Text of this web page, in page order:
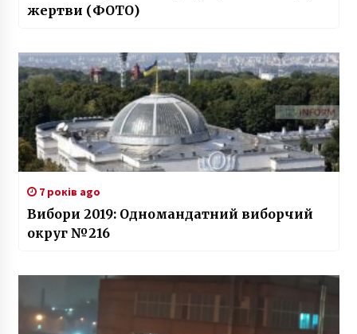
жертви (ФОТО)
7 років ago
Вибори 2019: Одномандатний виборчий
округ №216